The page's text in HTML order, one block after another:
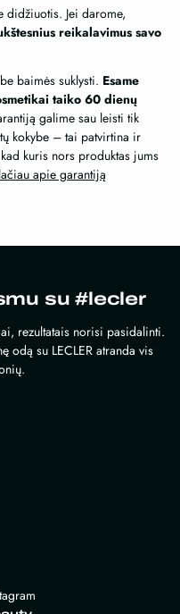
didžiuotis. Jei darome,
reikalavimus savo
baimės suklysti. Esame
taiko 60 dienų
galime sau leisti tik
kokybe – tai patvirtina ir
kuris nors produktas jums
apie garantiją
su #lecler
rezultatais norisi pasidalinti.
odą su LECLER atranda vis